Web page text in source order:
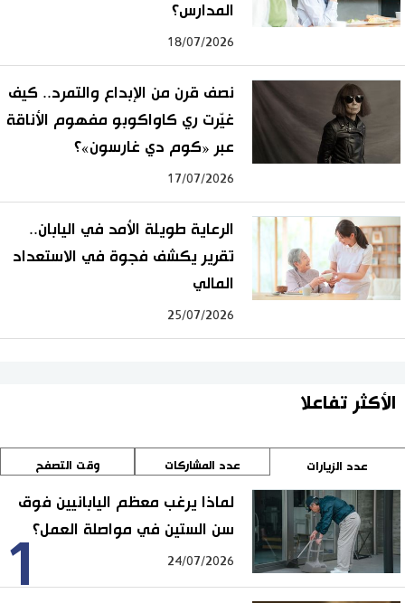
المدارس؟
18/07/2026
نصف قرن من الإبداع والتمرد.. كيف
غيّرت ري كاواكوبو مفهوم الأناقة
عبر «كوم دي غارسون»؟
17/07/2026
الرعاية طويلة الأمد في اليابان..
تقرير يكشف فجوة في الاستعداد
المالي
25/07/2026
الأكثر تفاعلا
عدد الزيارات عدد المشاركات وقت التصفح
1
لماذا يرغب معظم اليابانيين فوق
سن الستين في مواصلة العمل؟
24/07/2026